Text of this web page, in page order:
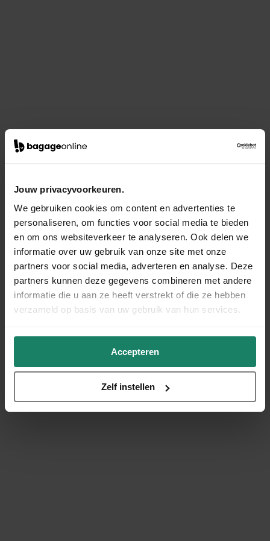
Jouw privacyvoorkeuren.
We gebruiken cookies om content en advertenties te
personaliseren, om functies voor social media te bieden
en om ons websiteverkeer te analyseren. Ook delen we
informatie over uw gebruik van onze site met onze
partners voor social media, adverteren en analyse. Deze
partners kunnen deze gegevens combineren met andere
informatie die u aan ze heeft verstrekt of die ze hebben
verzameld op basis van uw gebruik van hun services.
Accepteren
Zelf instellen